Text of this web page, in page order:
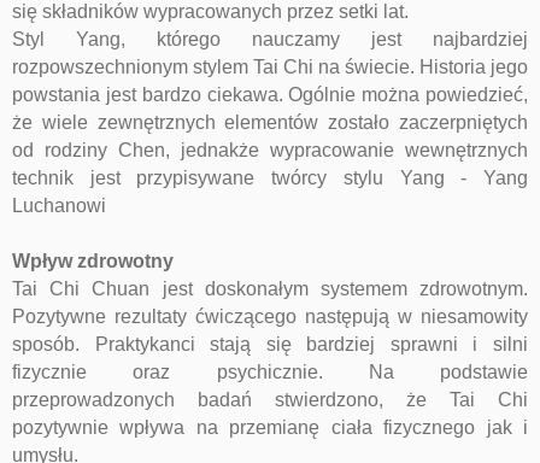
się składników wypracowanych przez setki lat.
Styl Yang, którego nauczamy jest najbardziej
rozpowszechnionym stylem Tai Chi na świecie. Historia jego
powstania jest bardzo ciekawa. Ogólnie można powiedzieć,
że wiele zewnętrznych elementów zostało zaczerpniętych
od rodziny Chen, jednakże wypracowanie wewnętrznych
technik jest przypisywane twórcy stylu Yang - Yang
Luchanowi
Wpływ zdrowotny
Tai Chi Chuan jest doskonałym systemem zdrowotnym.
Pozytywne rezultaty ćwiczącego następują w niesamowity
sposób. Praktykanci stają się bardziej sprawni i silni
fizycznie oraz psychicznie. Na podstawie
przeprowadzonych badań stwierdzono, że Tai Chi
pozytywnie wpływa na przemianę ciała fizycznego jak i
umysłu.